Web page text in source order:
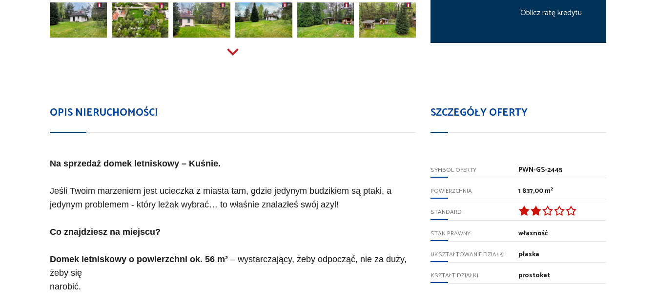
Oblicz ratę kredytu
OPIS NIERUCHOMOŚCI
Na sprzedaż domek letniskowy – Kuśnie.
Jeśli Twoim marzeniem jest ucieczka z miasta tam, gdzie jedynym budzikiem są ptaki, a
jedynym problemem - który leżak wybrać… to właśnie znalazłeś swój azyl!
Co znajdziesz na miejscu?
Domek letniskowy o powierzchni ok. 56 m² – wystarczający, żeby odpocząć, nie za duży,
żeby się
narobić.
SZCZEGÓŁY OFERTY
SYMBOL OFERTY PWN-GS-2445
POWIERZCHNIA 1 837,00 m²
STANDARD
STAN PRAWNY własność
UKSZTAŁTOWANIE DZIAŁKI płaska
KSZTAŁT DZIAŁKI prostokat